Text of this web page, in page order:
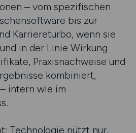
– vom spezifischen
bis zur
Karriereturbo, wenn sie
in der Linie Wirkung
Praxisnachweise und
kombiniert,
intern wie im
Technologie nützt nur,